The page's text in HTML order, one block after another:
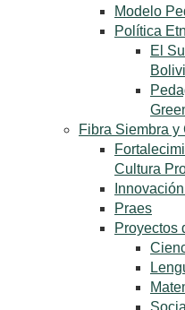
Modelo
Política
El
Fibra Siembra
Cultura
Praes
Proyectos